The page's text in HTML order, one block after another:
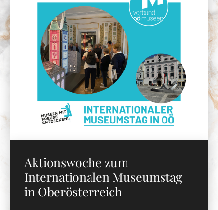
Aktionswoche zum
Internationalen Museumstag
in Oberösterreich